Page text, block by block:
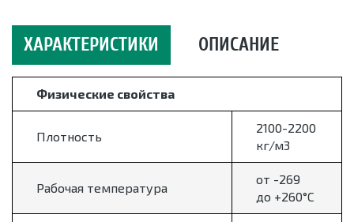
ХАРАКТЕРИСТИКИ ОПИСАНИЕ
Физические свойства
Плотность
2100-2200
кг/м3
Рабочая температура
от -269
до +260°С